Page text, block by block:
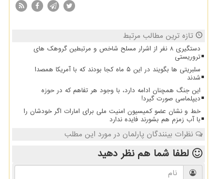
تازه ترین مطالب مرتبط
دستگیری 8 نفر از اشرار مسلح شاخص و مرتبطین گروهک های
تروریستی
سلبریتی ها بگویند در این ۵ ماه کجا بودند که با آمریکا همصدا
شدند
این جنگ همچنان ادامه دارد، با وجود هر تفاهم که در حوزه
دیپلماسی صورت گیرد!
خط و نشان عضو کمیسیون امنیت ملی برای امارات اگر خودشان را
با آب زمزم هم بشورند فایده ندارد
نظرات بینندگان پارلمان در مورد این مطلب
لطفا شما همنظر دهید